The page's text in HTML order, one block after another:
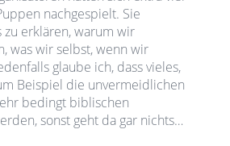
nachgespielt. Sie
erklären, warum wir
was wir selbst, wenn wir
glaube ich, dass vieles,
Beispiel die unvermeidlichen
bedingt biblischen
sonst geht da gar nichts…